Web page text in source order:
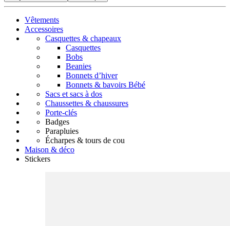
Vêtements
Accessoires
Casquettes & chapeaux
Casquettes
Bobs
Beanies
Bonnets d’hiver
Bonnets & bavoirs Bébé
Sacs et sacs à dos
Chaussettes & chaussures
Porte-clés
Badges
Parapluies
Écharpes & tours de cou
Maison & déco
Stickers